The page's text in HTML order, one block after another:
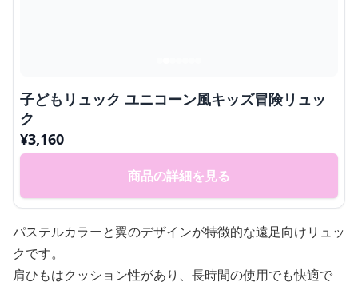
子どもリュック ユニコーン風キッズ冒険リュッ
ク
¥3,160
商品の詳細を見る
パステルカラーと翼のデザインが特徴的な遠足向けリュッ
クです。
肩ひもはクッション性があり、長時間の使用でも快適で